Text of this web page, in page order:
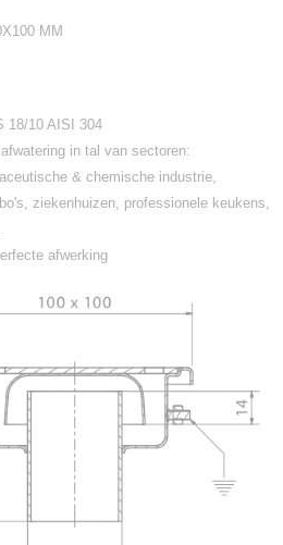
MM
18/10 AISI 304
in tal van sectoren:
& chemische industrie,
ziekenhuizen, professionele keukens,
afwerking